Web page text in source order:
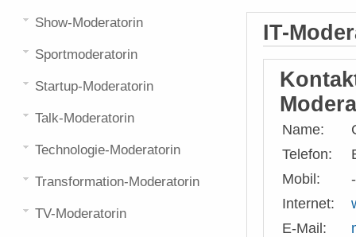
IT-
Name:
Telefon:
Mobil:
-
Internet:
E-Mail:
Show-Moderatorin
Sportmoderatorin
Startup-Moderatorin
Talk-Moderatorin
Technologie-Moderatorin
Transformation-Moderatorin
TV-Moderatorin